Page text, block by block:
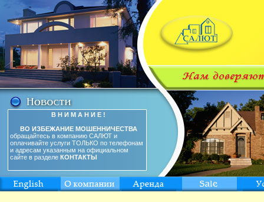
В Н И М А Н И Е !
ВО ИЗБЕЖАНИЕ МОШЕННИЧЕСТВА
обращайтесь в компанию САЛЮТ и
оплачивайте услуги ТОЛЬКО по телефонам
и адресам указанным на официальном
сайте в разделе КОНТАКТЫ